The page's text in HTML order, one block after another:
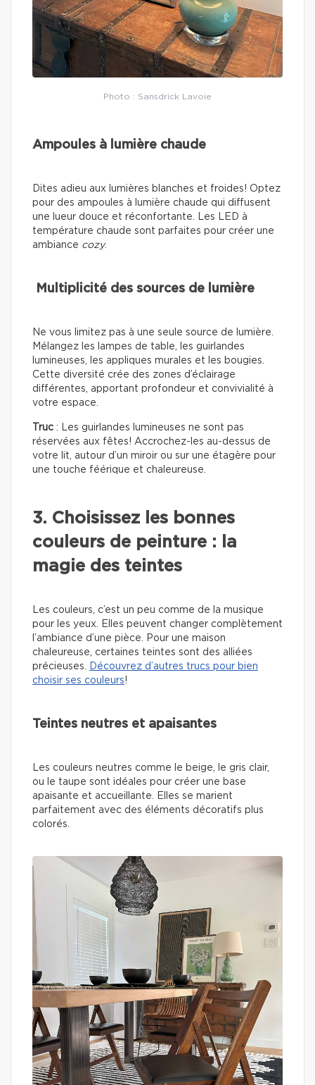
Photo : Sansdrick Lavoie
Ampoules à lumière chaude
Dites adieu aux lumières blanches et froides! Optez
pour des ampoules à lumière chaude qui diffusent
une lueur douce et réconfortante. Les LED à
température chaude sont parfaites pour créer une
ambiance cozy.
Multiplicité des sources de lumière
Ne vous limitez pas à une seule source de lumière.
Mélangez les lampes de table, les guirlandes
lumineuses, les appliques murales et les bougies.
Cette diversité crée des zones d’éclairage
différentes, apportant profondeur et convivialité à
votre espace.
Truc : Les guirlandes lumineuses ne sont pas
réservées aux fêtes! Accrochez-les au-dessus de
votre lit, autour d’un miroir ou sur une étagère pour
une touche féérique et chaleureuse.
3. Choisissez les bonnes
couleurs de peinture : la
magie des teintes
Les couleurs, c’est un peu comme de la musique
pour les yeux. Elles peuvent changer complètement
l’ambiance d’une pièce. Pour une maison
chaleureuse, certaines teintes sont des alliées
précieuses.
Découvrez d’autres trucs pour bien
choisir ses couleurs!
Teintes neutres et apaisantes
Les couleurs neutres comme le beige, le gris clair,
ou le taupe sont idéales pour créer une base
apaisante et accueillante. Elles se marient
parfaitement avec des éléments décoratifs plus
colorés.